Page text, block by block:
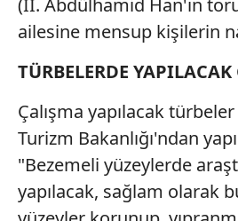
6698 sayılı Kişisel Verilerin
ilgili mevzuata uygun olarak
ailesine mensup kişilerin
TÜRBELERDE
Çalışma yapılacak
Turizm Bakanlığı'ndan
"Bezemeli yüzeylerde
yapılacak, sağlam olarak